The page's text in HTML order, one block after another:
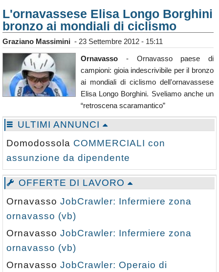
L'ornavassese Elisa Longo Borghini
bronzo ai mondiali di ciclismo
Graziano Massimini - 23 Settembre 2012 - 15:11
Ornavasso - Ornavasso paese di
campioni: gioia indescrivibile per il bronzo
ai mondiali di ciclismo dell'ornavassese
Elisa Longo Borghini. Sveliamo anche un
“retroscena scaramantico”
ULTIMI ANNUNCI
Domodossola COMMERCIALI con
assunzione da dipendente
OFFERTE DI LAVORO
Ornavasso JobCrawler: Infermiere zona
ornavasso (vb)
Ornavasso JobCrawler: Infermiere zona
ornavasso (vb)
Ornavasso JobCrawler: Operaio di